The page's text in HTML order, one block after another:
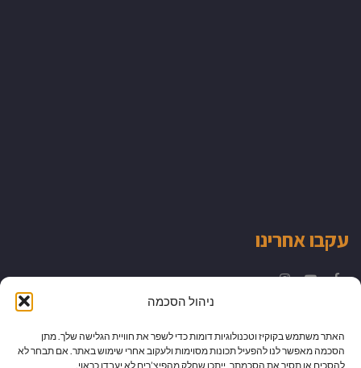
ניהול הסכמה
האתר משתמש בקוקיז וטכנולוגיות דומות כדי לשפר את חוויית הגלישה שלך. מתן
הסכמה מאפשר לנו להפעיל תכונות מסוימות ולעקוב אחרי שימוש באתר. אם תבחר לא
להסכים או תסיר את הסכמתך, ייתכן שחלק מהפיצ’רים לא יעבדו כראוי.
עקבו אחרינו